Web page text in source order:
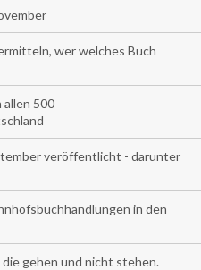
wer welches Buch
allen 500
veröffentlicht - darunter
in den
gehen und nicht stehen.